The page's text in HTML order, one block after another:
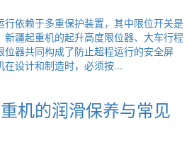
行依赖于多重保护装置，其中限位开关是
新疆起重机的起升高度限位器、大车行程
位器共同构成了防止超程运行的安全屏
在设计和制造时，必须按...
机的润滑保养与常见